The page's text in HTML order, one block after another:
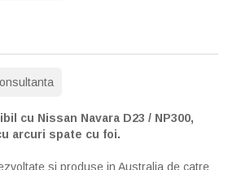
cu Nissan Navara D23 / NP300,
arcuri spate cu foi.
si produse in Australia de catre